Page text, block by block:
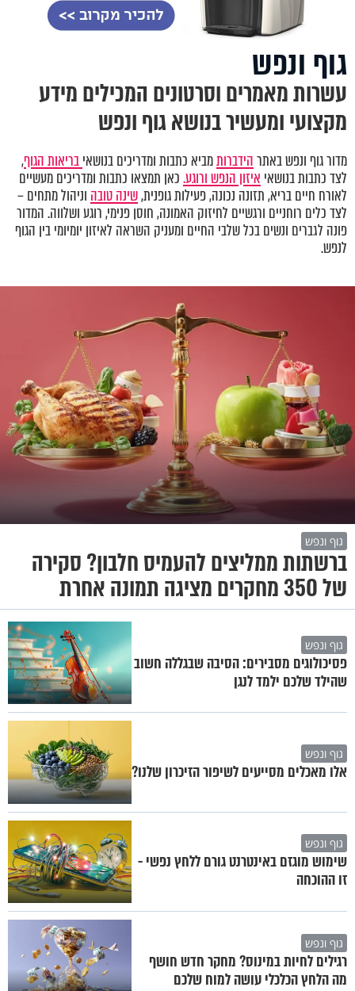
גוף ונפש
עשרות מאמרים וסרטונים המכילים מידע
מקצועי ומעשיר בנושא גוף ונפש
מדור גוף ונפש באתרהידברותמביא כתבות ומדריכים בנושאיבריאות הגוף,
לצד כתבות בנושאי איזון הנפש ורוגע.כאן תמצאו כתבות ומדריכים מעשיים
לאורח חיים בריא, תזונה נכונה, פעילות גופנית,שינה טובה וניהול מתחים –
לצד כלים רוחניים ורגשיים לחיזוק האמונה, חוסן פנימי, רוגע ושלווה. המדור
פונה לגברים ונשים בכל שלבי החיים ומעניק השראה לאיזון יומיומי בין הגוף
לנפש.
גוף ונפש
ברשתות ממליצים להעמיס חלבון? סקירה
של 350 מחקרים מציגה תמונה אחרת
גוף ונפש
פסיכולוגים מסבירים: הסיבה שבגללה חשוב
שהילד שלכם ילמד לנגן
גוף ונפש
אלו מאכלים מסייעים לשיפור הזיכרון שלנו?
גוף ונפש
שימוש מוגזם באינטרנט גורם ללחץ נפשי -
זו ההוכחה
גוף ונפש
רגילים לחיות במינוס? מחקר חדש חושף
מה הלחץ הכלכלי עושה למוח שלכם